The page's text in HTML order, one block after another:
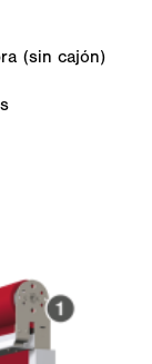
(sin cajón)